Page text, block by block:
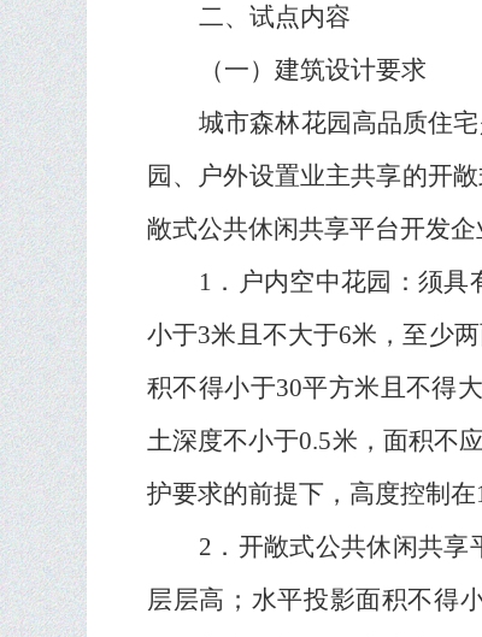
二、试点内容
（一）建筑设计要求
城市森林花园高品质住
园、户外设置业主共享的开
敞式公共休闲共享平台开发
1 ．户内空中花园：须
小于3米且不大于6米，至少
积不得小于30平方米且不得
土深度不小于0.5米，面积不
护要求的前提下，高度控制在
2 ．开敞式公共休闲共
层层高；水平投影面积不得